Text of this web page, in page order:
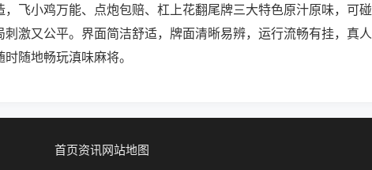
飞小鸡万能、点炮包赔、杠上花翻尾牌三大特色原汁原味，可碰
激又公平。界面简洁舒适，牌面清晰易辨，运行流畅有挂，真人
随地畅玩滇味麻将。
首页资讯网站地图